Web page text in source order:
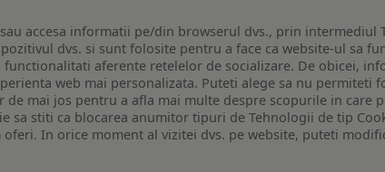
accesa informatii pe/din browserul dvs., prin
dvs. si sunt folosite pentru a face ca website-ul sa
aferente retelelor de socializare. De obicei,
web mai personalizata. Puteti alege sa nu
mai jos pentru a afla mai multe despre scopurile in care
sa stiti ca blocarea anumitor tipuri de Tehnologii de tip
In orice moment al vizitei dvs. pe website, puteti